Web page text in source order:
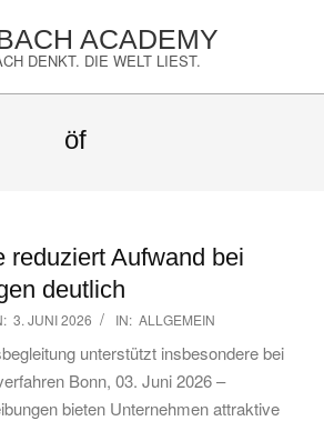
ACADEMY
DENKT. DIE WELT LIEST.
öf
reduziert Aufwand bei
deutlich
3. JUNI 2026 IN: ALLGEMEIN
unterstützt insbesondere bei
Bonn, 03. Juni 2026 –
bieten Unternehmen attraktive